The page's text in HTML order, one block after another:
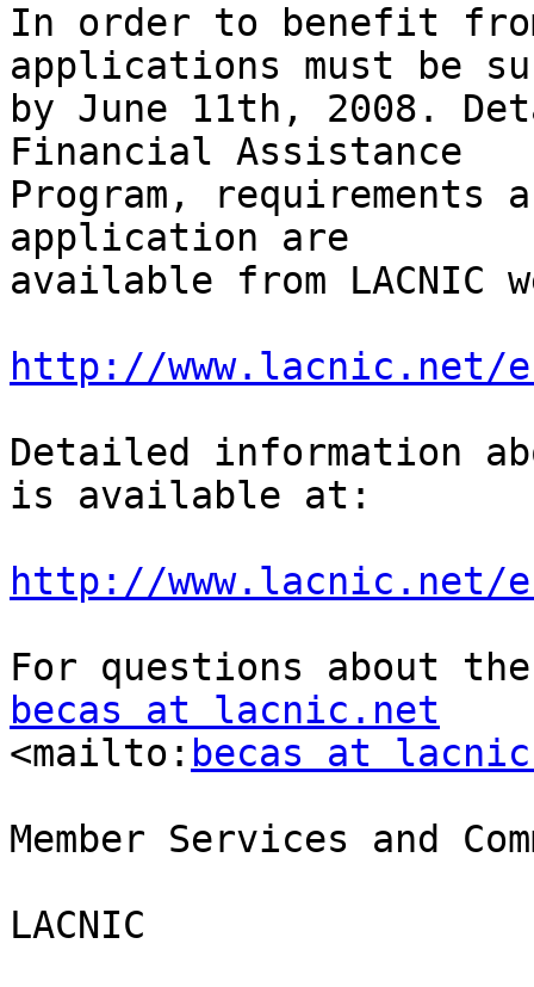
In order to benefit
applications must be
by June 11th, 2008.
Financial Assistance
Program,
application are
available from LACNIC
http://www.lacnic.net/
Detailed information
is available at:
http://www.lacnic.net/
becas at lacnic.net
<mailto: becas at
Member Services and
LACNIC